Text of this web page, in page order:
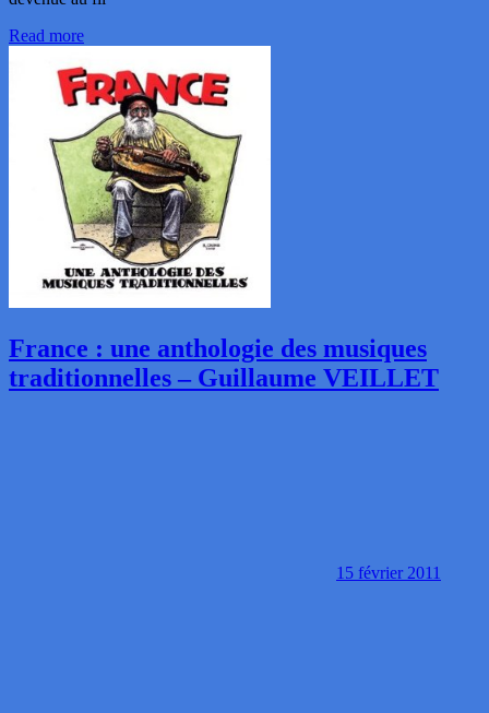
Read more
France : une anthologie des musiques
traditionnelles – Guillaume VEILLET
15 février 2011